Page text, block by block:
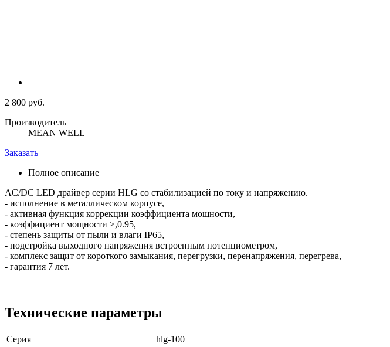
2 800 руб.
Производитель
MEAN WELL
Заказать
Полное описание
AC/DC LED драйвер серии HLG со стабилизацией по току и напряжению.
- исполнение в металлическом корпусе,
- активная функция коррекции коэффициента мощности,
- коэффициент мощности >,0.95,
- степень защиты от пыли и влаги IP65,
- подстройка выходного напряжения встроенным потенциометром,
- комплекс защит от короткого замыкания, перегрузки, перенапряжения, перегрева,
- гарантия 7 лет.
Технические параметры
Серия hlg-100